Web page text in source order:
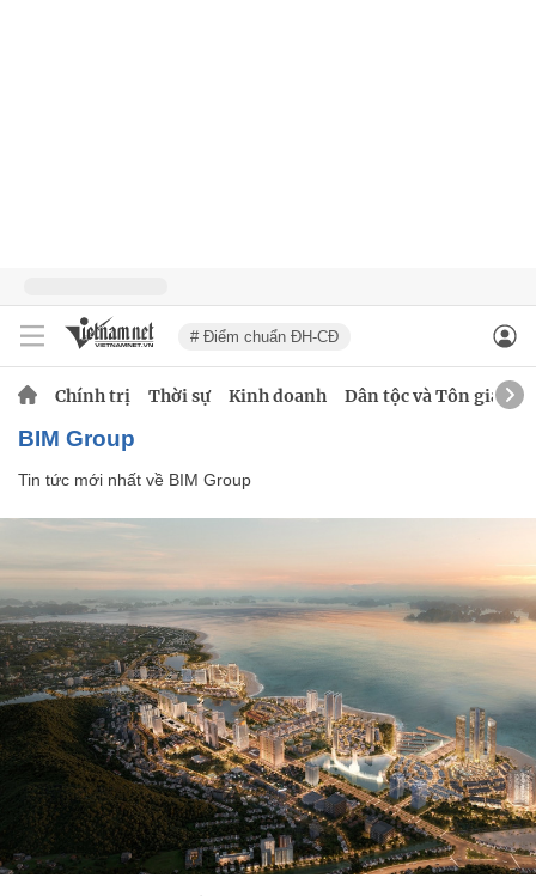
# Điểm chuẩn ĐH-CĐ
Chính trị Thời sự Kinh doanh Dân tộc và Tôn giáo
BIM Group
Tin tức mới nhất về BIM Group